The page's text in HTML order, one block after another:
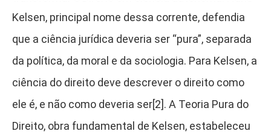
Kelsen, principal nome dessa corrente, defendia
que a ciência jurídica deveria ser “pura”, separada
da política, da moral e da sociologia. Para Kelsen, a
ciência do direito deve descrever o direito como
ele é, e não como deveria ser[2]. A Teoria Pura do
Direito, obra fundamental de Kelsen, estabeleceu